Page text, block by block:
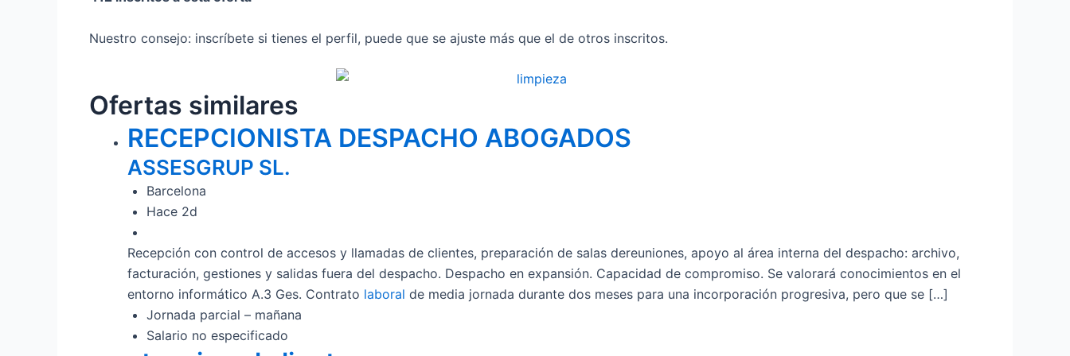
Nuestro consejo: inscríbete si tienes el perfil, puede que se ajuste más que el de otros inscritos.
Ofertas similares
RECEPCIONISTA DESPACHO ABOGADOS
ASSESGRUP SL.
Barcelona
Hace 2d
Recepción con control de accesos y llamadas de clientes, preparación de salas dereuniones, apoyo al área interna del despacho: archivo,
facturación, gestiones y salidas fuera del despacho. Despacho en expansión. Capacidad de compromiso. Se valorará conocimientos en el
entorno informático A.3 Ges. Contrato laboral de media jornada durante dos meses para una incorporación progresiva, pero que se […]
Jornada parcial – mañana
Salario no especificado